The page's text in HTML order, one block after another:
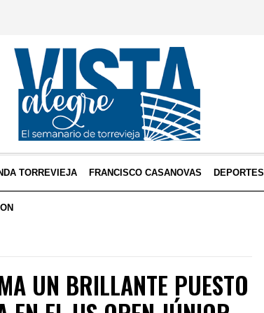
TORREVIEJA FRANCISCO CASANOVAS DEPORTES
UN BRILLANTE PUESTO